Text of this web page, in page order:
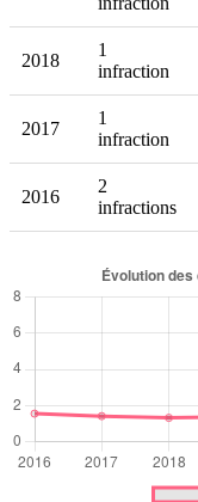
2018
1
infraction
2017
1
infraction
2016
2
infractions